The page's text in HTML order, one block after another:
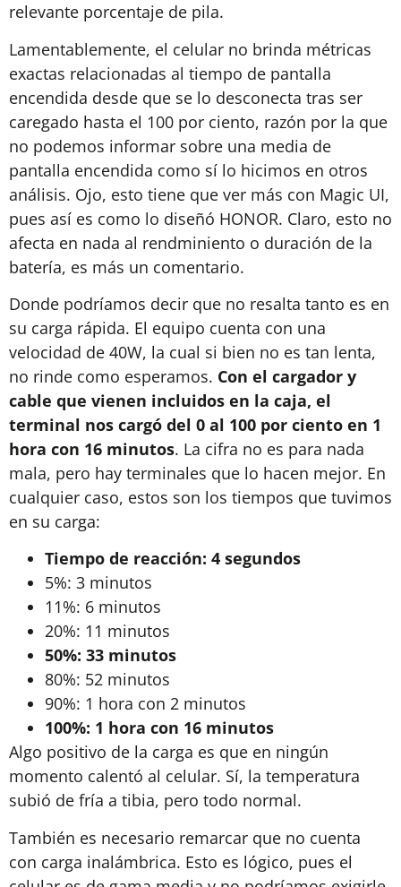
relevante porcentaje de pila.
Lamentablemente, el celular no brinda métricas
exactas relacionadas al tiempo de pantalla
encendida desde que se lo desconecta tras ser
caregado hasta el 100 por ciento, razón por la que
no podemos informar sobre una media de
pantalla encendida como sí lo hicimos en otros
análisis. Ojo, esto tiene que ver más con Magic UI,
pues así es como lo diseñó HONOR. Claro, esto no
afecta en nada al rendminiento o duración de la
batería, es más un comentario.
Donde podríamos decir que no resalta tanto es en
su carga rápida. El equipo cuenta con una
velocidad de 40W, la cual si bien no es tan lenta,
no rinde como esperamos. Con el cargador y
cable que vienen incluidos en la caja, el
terminal nos cargó del 0 al 100 por ciento en 1
hora con 16 minutos. La cifra no es para nada
mala, pero hay terminales que lo hacen mejor. En
cualquier caso, estos son los tiempos que tuvimos
en su carga:
Tiempo de reacción: 4 segundos
5%: 3 minutos
11%: 6 minutos
20%: 11 minutos
50%: 33 minutos
80%: 52 minutos
90%: 1 hora con 2 minutos
100%: 1 hora con 16 minutos
Algo positivo de la carga es que en ningún
momento calentó al celular. Sí, la temperatura
subió de fría a tibia, pero todo normal.
También es necesario remarcar que no cuenta
con carga inalámbrica. Esto es lógico, pues el